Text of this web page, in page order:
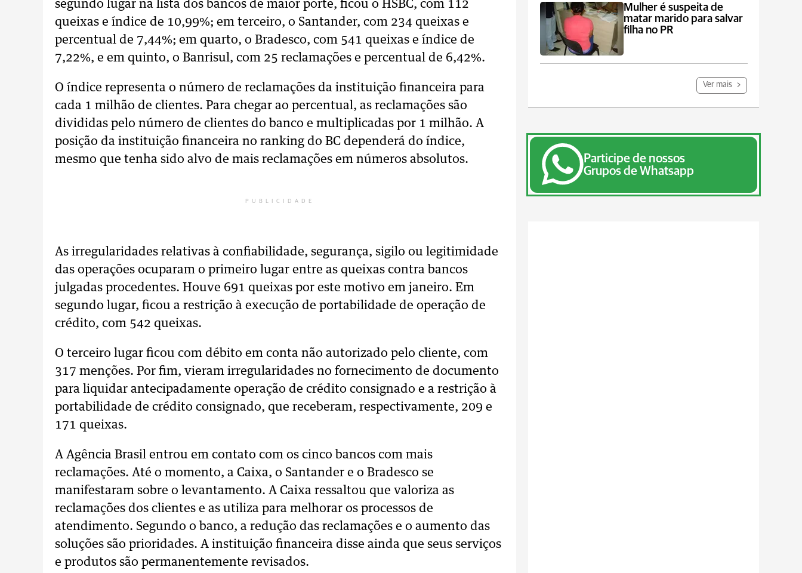
segundo lugar na lista dos bancos de maior porte, ficou o HSBC, com 112
queixas e índice de 10,99%; em terceiro, o Santander, com 234 queixas e
percentual de 7,44%; em quarto, o Bradesco, com 541 queixas e índice de
7,22%, e em quinto, o Banrisul, com 25 reclamações e percentual de 6,42%.
O índice representa o número de reclamações da instituição financeira para
cada 1 milhão de clientes. Para chegar ao percentual, as reclamações são
divididas pelo número de clientes do banco e multiplicadas por 1 milhão. A
posição da instituição financeira no ranking do BC dependerá do índice,
mesmo que tenha sido alvo de mais reclamações em números absolutos.
PUBLICIDADE
As irregularidades relativas à confiabilidade, segurança, sigilo ou legitimidade
das operações ocuparam o primeiro lugar entre as queixas contra bancos
julgadas procedentes. Houve 691 queixas por este motivo em janeiro. Em
segundo lugar, ficou a restrição à execução de portabilidade de operação de
crédito, com 542 queixas.
O terceiro lugar ficou com débito em conta não autorizado pelo cliente, com
317 menções. Por fim, vieram irregularidades no fornecimento de documento
para liquidar antecipadamente operação de crédito consignado e a restrição à
portabilidade de crédito consignado, que receberam, respectivamente, 209 e
171 queixas.
A Agência Brasil entrou em contato com os cinco bancos com mais
reclamações. Até o momento, a Caixa, o Santander e o Bradesco se
manifestaram sobre o levantamento. A Caixa ressaltou que valoriza as
reclamações dos clientes e as utiliza para melhorar os processos de
atendimento. Segundo o banco, a redução das reclamações e o aumento das
soluções são prioridades. A instituição financeira disse ainda que seus serviços
e produtos são permanentemente revisados.
Mulher é suspeita de
matar marido para salvar
filha no PR
Ver mais
Participe de nossos
Grupos de Whatsapp